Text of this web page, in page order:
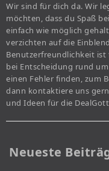
Wir sind für dich da. Wir
möchten, dass du Spaß
einfach wie möglich
verzichten auf die
Benutzerfreundlichkeit
bei Entscheidung rund
einen Fehler finden, zum
dann kontaktiere uns
und Ideen für die
Neueste